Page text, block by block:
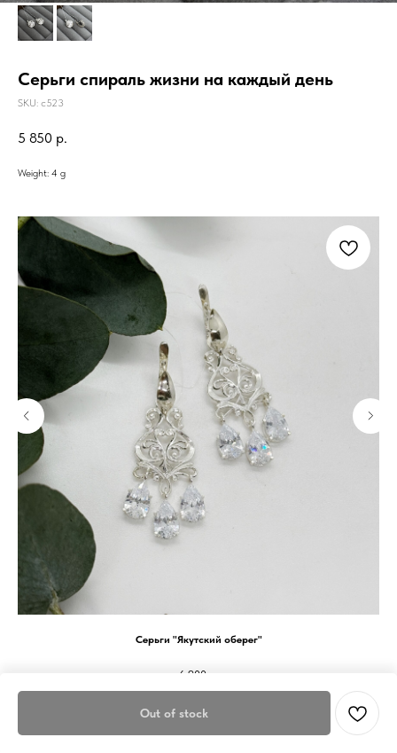
Серьги спираль жизни на каждый день
SKU: с523
5 850 р.
Out of stock
Weight: 4 g
Серьги "Якутский оберег"
6 900
Out of stock